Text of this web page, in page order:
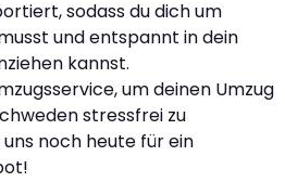
sodass du dich um
und entspannt in dein
kannst.
um deinen Umzug
stressfrei zu
noch heute für ein